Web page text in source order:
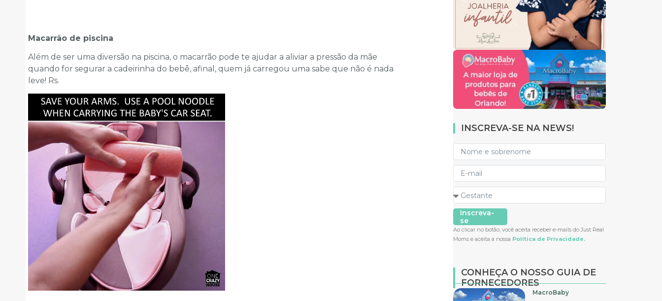
Macarrão de piscina
Além de ser uma diversão na piscina, o macarrão pode te ajudar a aliviar a pressão da mãe
quando for segurar a cadeirinha do bebê, afinal, quem já carregou uma sabe que não é nada
leve! Rs.
INSCREVA-SE NA NEWS!
Inscreva-
se
Ao clicar no botão, você aceita receber e-mails do Just Real
Moms e aceita a nossa Política de Privacidade.
CONHEÇA O NOSSO GUIA DE
FORNECEDORES
MacroBaby